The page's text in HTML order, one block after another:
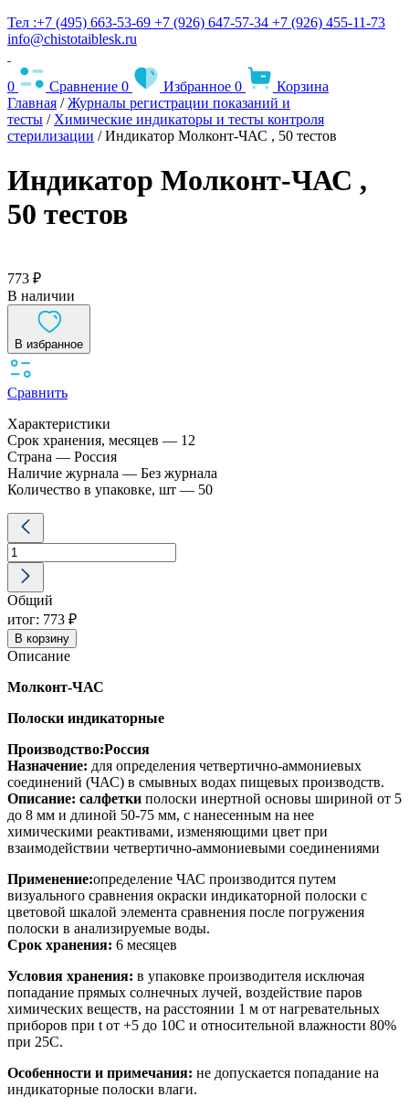
Тел :+7 (495) 663-53-69 +7 (926) 647-57-34 +7 (926) 455-11-73
info@chistotaiblesk.ru
0 Сравнение 0 Избранное 0
Корзина
Главная /Журналы регистрации показаний и
тесты / Химические индикаторы и тесты контроля
стерилизации / Индикатор Молконт-ЧАС , 50 тестов
Индикатор Молконт-ЧАС ,
50 тестов
773 ₽
В наличии
В избранное
Сравнить
Характеристики
Срок хранения, месяцев — 12
Страна — Россия
Наличие журнала — Без журнала
Количество в упаковке, шт — 50
Количество
товара
Индикатор
Молконт-
ЧАС
,
50
тестов
Общий
итог: 773 ₽
В корзину
Описание
Молконт-ЧАС
Полоски индикаторные
Производство:Россия
Назначение: для определения четвертично-аммониевых
соединений (ЧАС) в смывных водах пищевых производств.
Описание: салфетки полоски инертной основы шириной от 5
до 8 мм и длиной 50-75 мм, с нанесенным на нее
химическими реактивами, изменяющими цвет при
взаимодействии четвертично-аммониевыми соединениями
Применение:определение ЧАС производится путем
визуального сравнения окраски индикаторной полоски с
цветовой шкалой элемента сравнения после погружения
полоски в анализируемые воды.
Срок хранения: 6 месяцев
Условия хранения: в упаковке производителя исключая
попадание прямых солнечных лучей, воздействие паров
химических веществ, на расстоянии 1 м от нагревательных
приборов при t от +5 до 10С и относительной влажности 80%
при 25С.
Особенности и примечания: не допускается попадание на
индикаторные полоски влаги.